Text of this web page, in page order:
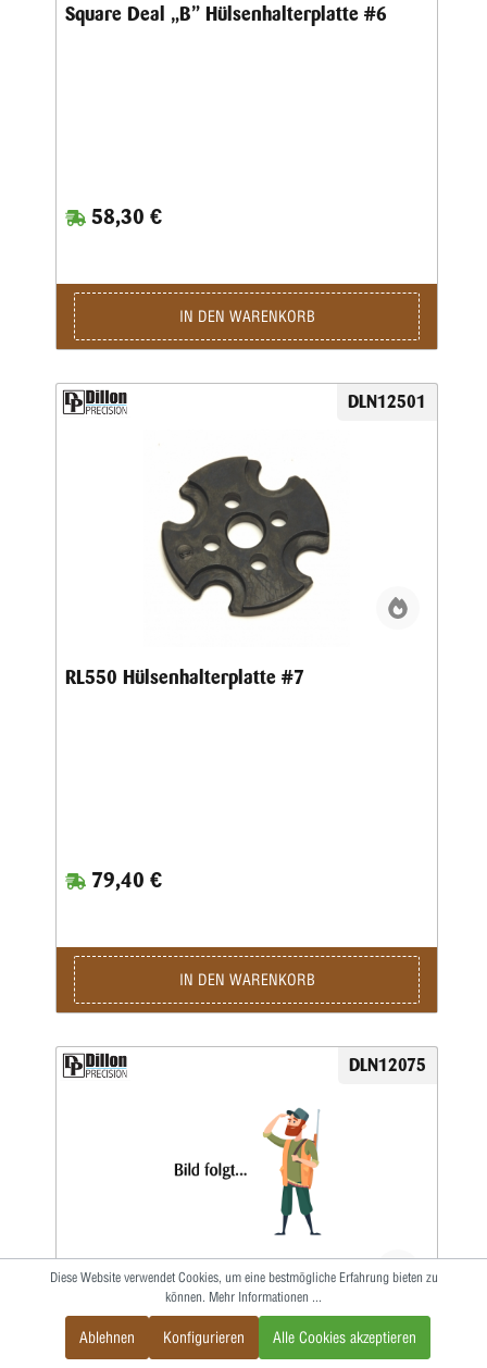
Square Deal „B” Hülsenhalterplatte #6
58,30 €
IN DEN WARENKORB
DLN12501
RL550 Hülsenhalterplatte #7
79,40 €
IN DEN WARENKORB
DLN12075
# 7 SHELLPLATE ''1050'' DILLON
Diese Website verwendet Cookies, um eine bestmögliche Erfahrung bieten zu
können. Mehr Informationen ...
Ablehnen Konfigurieren Alle Cookies akzeptieren